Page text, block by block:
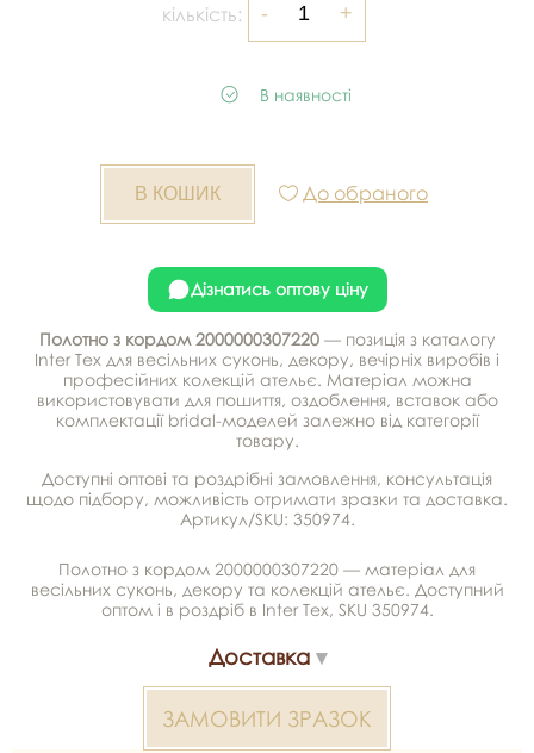
кількість:
В наявності
До обраного
Дізнатись оптову ціну
Полотно з кордом 2000000307220— позиція з каталогу
Inter Tex для весільних суконь, декору, вечірніх виробів і
професійних колекцій ательє. Матеріал можна
використовувати для пошиття, оздоблення, вставок або
комплектації bridal-моделей залежно від категорії
товару.
Доступні оптові та роздрібні замовлення, консультація
щодо підбору, можливість отримати зразки та доставка.
Артикул/SKU: 350974.
Полотно з кордом 2000000307220 — матеріал для
весільних суконь, декору та колекцій ательє. Доступний
оптом і в роздріб в Inter Tex, SKU 350974.
Доставка
ЗАМОВИТИ ЗРАЗОК